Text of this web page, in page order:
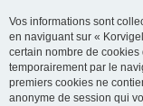
Vos informations sont
en naviguant sur «
certain nombre de
temporairement par le
premiers cookies ne
anonyme de session qui